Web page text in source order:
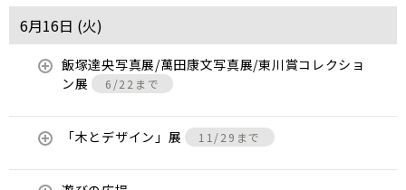
6月16日 (火)
飯塚達央写真展/萬田康文写真展/東川賞コレクショ
ン展
6/22まで
「木とデザイン」展 11/29まで